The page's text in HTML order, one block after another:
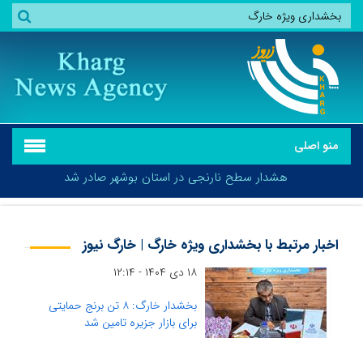
منو اصلی
هشدار سطح نارنجی در استان بوشهر صادر شد
هشدار سطح نارنجی در استان بوشهر صادر شد
اخبار مرتبط با بخشداری ویژه خارگ | خارگ نیوز
۱۸ دی ۱۴۰۴ - ۱۲:۱۴
بخشدار خارگ: ۸ تن برنج حمایتی
برای بازار جزیره تامین شد